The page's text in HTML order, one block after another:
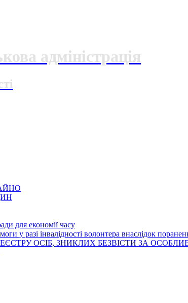
адміністрація
для економії часу
у разі інвалідності волонтера внаслідок
ОСІБ, ЗНИКЛИХ БЕЗВІСТИ ЗА